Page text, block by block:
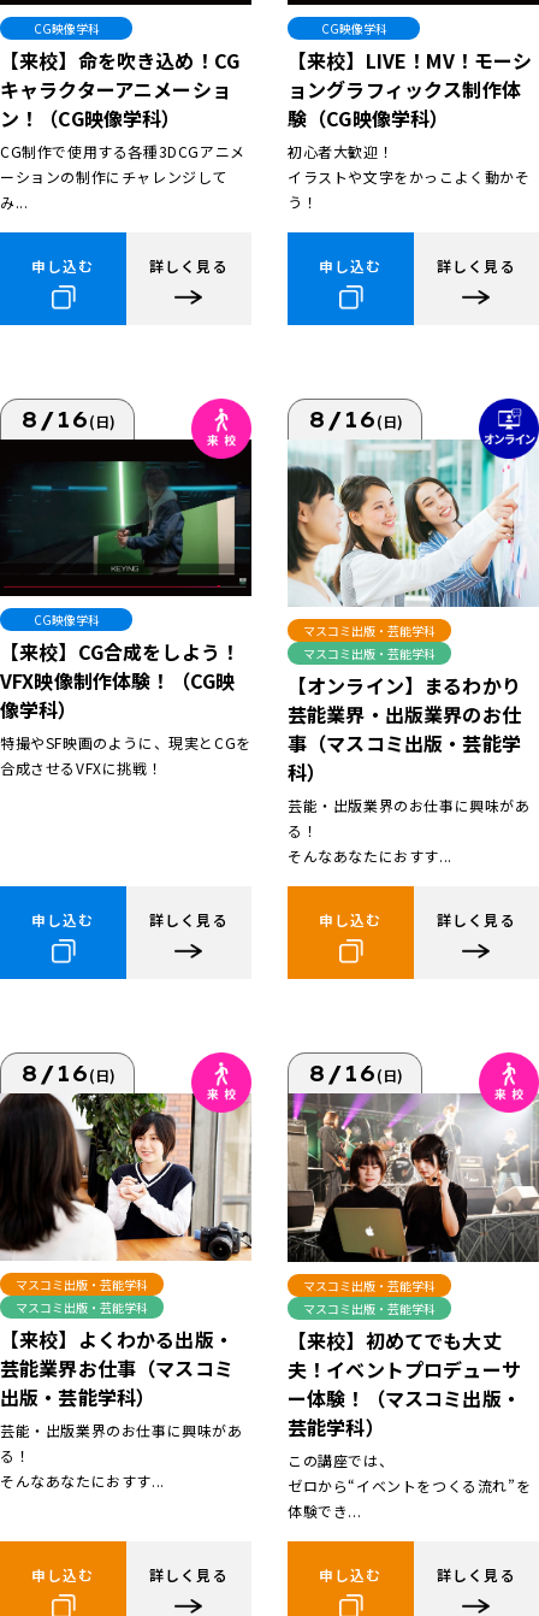
CG映像学科
【来校】命を吹き込め！CG
キャラクターアニメーショ
ン！（CG映像学科）
CG制作で使用する各種3DCGアニメ
ーションの制作にチャレンジして
み...
申し込む 詳しく見る
CG映像学科
【来校】LIVE！MV！モーシ
ョングラフィックス制作体
験（CG映像学科）
初心者大歓迎！
イラストや文字をかっこよく動かそ
う！
申し込む 詳しく見る
8/16(日)
CG映像学科
【来校】CG合成をしよう！
VFX映像制作体験！（CG映
像学科）
特撮やSF映画のように、現実とCGを
合成させるVFXに挑戦！
申し込む 詳しく見る
8/16(日)
マスコミ出版・芸能学科
マスコミ出版・芸能学科
【オンライン】まるわかり
芸能業界・出版業界のお仕
事（マスコミ出版・芸能学
科）
芸能・出版業界のお仕事に興味があ
る！
そんなあなたにおすす...
申し込む 詳しく見る
8/16(日)
マスコミ出版・芸能学科
マスコミ出版・芸能学科
【来校】よくわかる出版・
芸能業界お仕事（マスコミ
出版・芸能学科）
芸能・出版業界のお仕事に興味があ
る！
そんなあなたにおすす...
申し込む 詳しく見る
8/16(日)
マスコミ出版・芸能学科
マスコミ出版・芸能学科
【来校】初めてでも大丈
夫！イベントプロデューサ
ー体験！（マスコミ出版・
芸能学科）
この講座では、
ゼロから“イベントをつくる流れ”を
体験でき...
申し込む 詳しく見る